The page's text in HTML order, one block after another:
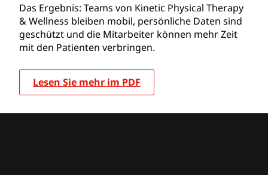
Das Ergebnis: Teams von Kinetic Physical Therapy
& Wellness bleiben mobil, persönliche Daten sind
geschützt und die Mitarbeiter können mehr Zeit
mit den Patienten verbringen.
Lesen Sie mehr im PDF